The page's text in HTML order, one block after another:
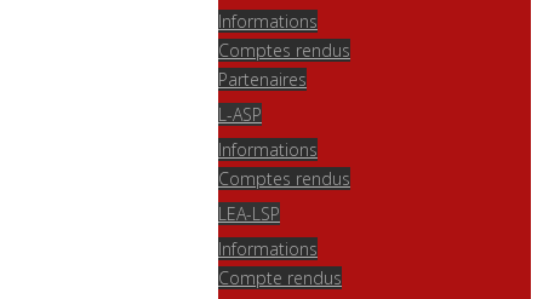
Informations
Comptes rendus
Partenaires
L-ASP
Informations
Comptes rendus
LEA-LSP
Informations
Compte rendus